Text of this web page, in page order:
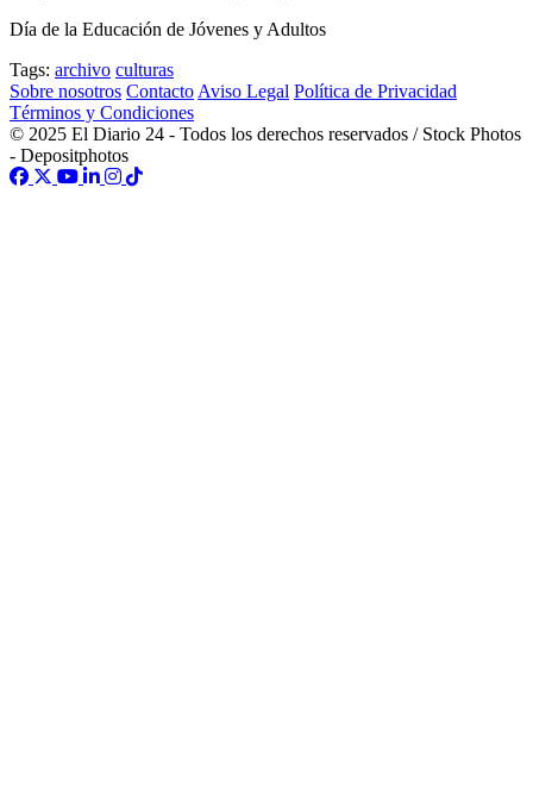
Día de la Educación de Jóvenes y Adultos
Tags: archivo culturas
Sobre nosotros Contacto Aviso Legal Política de Privacidad
Términos y Condiciones
© 2025 El Diario 24 - Todos los derechos reservados / Stock Photos
- Depositphotos